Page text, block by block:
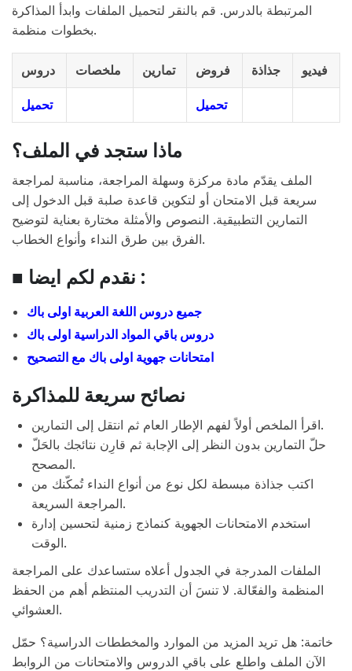
المرتبطة بالدرس. قم بالنقر لتحميل الملفات وابدأ المذاكرة
بخطوات منظمة.
دروس ملخصات تمارين فروض جذاذة فيديو
تحميل تحميل
ماذا ستجد في الملف؟
الملف يقدّم مادة مركزة وسهلة المراجعة، مناسبة لمراجعة
سريعة قبل الامتحان أو لتكوين قاعدة صلبة قبل الدخول إلى
التمارين التطبيقية. النصوص والأمثلة مختارة بعناية لتوضيح
الفرق بين طرق النداء وأنواع الخطاب.
■ نقدم لكم ايضا :
جميع دروس اللغة العربية اولى باك
دروس باقي المواد الدراسية اولى باك
امتحانات جهوية اولى باك مع التصحيح
نصائح سريعة للمذاكرة
اقرأ الملخص أولاً لفهم الإطار العام ثم انتقل إلى التمارين.
حلّ التمارين بدون النظر إلى الإجابة ثم قارِن نتائجك بالحَلّ
المصحح.
اكتب جذاذة مبسطة لكل نوع من أنواع النداء تُمكّنك من
المراجعة السريعة.
استخدم الامتحانات الجهوية كنماذج زمنية لتحسين إدارة
الوقت.
الملفات المدرجة في الجدول أعلاه ستساعدك على المراجعة
المنظمة والفعّالة. لا تنسَ أن التدريب المنتظم أهم من الحفظ
العشوائي.
خاتمة: هل تريد المزيد من الموارد والمخططات الدراسية؟ حمّل
الآن الملف واطلع على باقي الدروس والامتحانات من الروابط